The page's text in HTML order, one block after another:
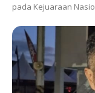
pada Kejuaraan